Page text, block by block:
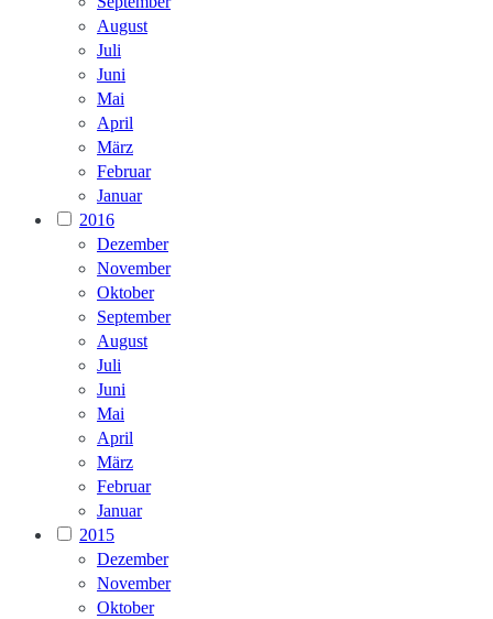
August
Juli
Juni
Mai
April
März
Februar
Januar
2016
Dezember
November
Oktober
September
August
Juli
Juni
Mai
April
März
Februar
Januar
2015
Dezember
November
Oktober